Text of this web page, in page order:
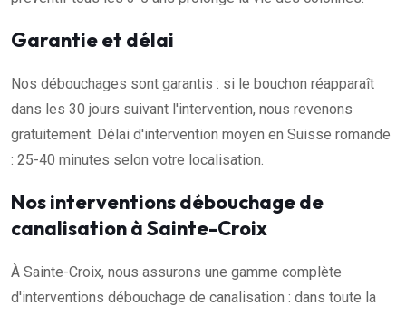
Garantie et délai
Nos débouchages sont garantis : si le bouchon réapparaît
dans les 30 jours suivant l'intervention, nous revenons
gratuitement. Délai d'intervention moyen en Suisse romande
: 25-40 minutes selon votre localisation.
Nos interventions débouchage de
canalisation à Sainte-Croix
À Sainte-Croix, nous assurons une gamme complète
d'interventions débouchage de canalisation : dans toute la